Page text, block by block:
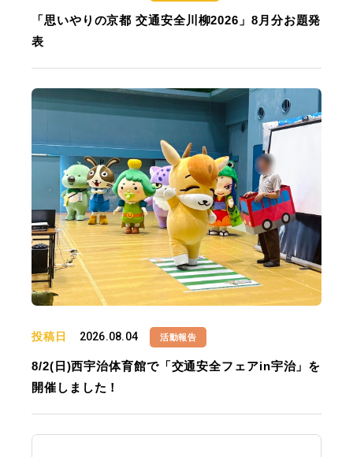
「思いやりの京都 交通安全川柳2026」8月分お題発
表
投稿日 2026.08.04 活動報告
8/2(日)西宇治体育館で「交通安全フェアin宇治」を
開催しました！